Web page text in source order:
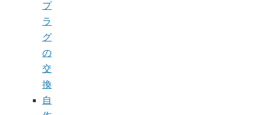
プ
ラ
グ
の
交
換
自